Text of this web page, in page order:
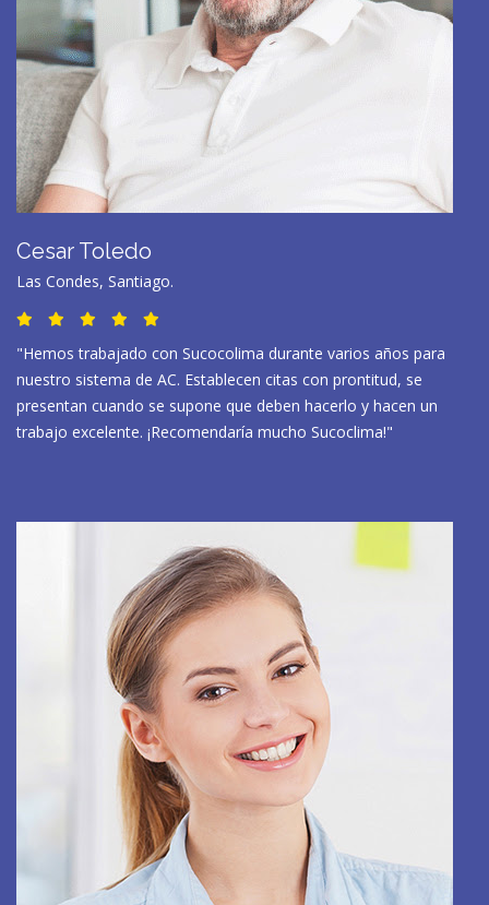
Cesar Toledo
Las Condes, Santiago.
"Hemos trabajado con Sucocolima durante varios años para
nuestro sistema de AC. Establecen citas con prontitud, se
presentan cuando se supone que deben hacerlo y hacen un
trabajo excelente. ¡Recomendaría mucho Sucoclima!"